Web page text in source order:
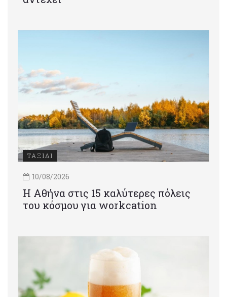
ΤΑΞΙΔΙ
10/08/2026
Η Αθήνα στις 15 καλύτερες πόλεις
του κόσμου για workcation